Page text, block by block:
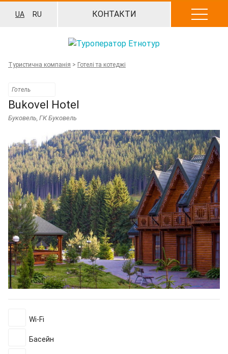
UA RU КОНТАКТИ
Туристична компанія > Готелі та котеджі
Готель
Bukovel Hotel
Буковель ГК Буковель
Wi-Fi
Басейн